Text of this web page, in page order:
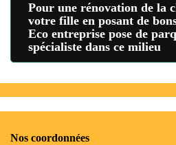
Pour une rénovation de la
votre fille en posant de
Eco entreprise pose de
spécialiste dans ce milieu
Nos coordonnées